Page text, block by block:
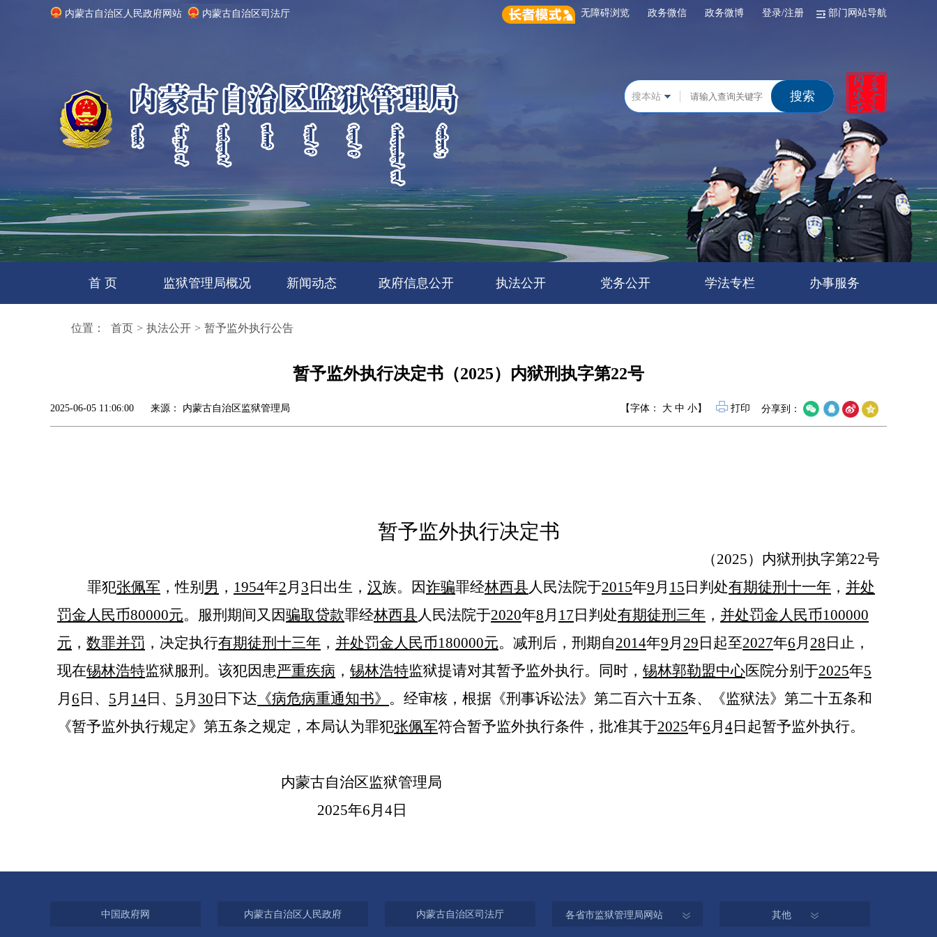
内蒙古自治区人民政府网站 内蒙古自治区司法厅 无障碍浏览 政务微信 政务微博 登录/注册 部门网站导航
搜本站 搜索
首 页 监狱管理局概况 新闻动态 政府信息公开 执法公开 党务公开 学法专栏 办事服务
位置： 首页 > 执法公开 > 暂予监外执行公告
暂予监外执行决定书（2025）内狱刑执字第22号
2025-06-05 11:06:00 来源： 内蒙古自治区监狱管理局 【字体： 大 中 小】 打印 分享到：
暂予监外执行决定书
（2025）内狱刑执字第22号
罪犯张佩军 ，性别 男 ， 1954年2月 3 日出生， 汉族。因诈骗罪经林西县人民法院于2015年9月 15 日 判处有期徒刑 十一年 ， 并处
罚金人民币80000元。 服刑期间又因骗取贷款罪经林西县人民法院于2020年8月 17 日判处有期徒刑三年 ， 并处罚金人民币100000
元 ， 数罪并罚 ，决定执行有期徒刑十三年 ， 并处罚金人民币180000元。减刑后， 刑期自2014年9月 29 日起至2027年6月 28 日止 ，
现在锡林浩特监狱服刑。该犯因患严重疾病 ， 锡林浩特监狱提请对其暂予监外执行。同时， 锡林郭勒盟中心医院分别 于2025年5
月 6 日 、 5月 14日、 5月 30 日 下达 《病危病重通知书》 。经审核，根据《刑事诉讼法》第二百六十五条、《监狱法》第二十五条和
《暂予监外执行规定》第五条之规定，本局认为罪犯张佩军符合暂予监外执行条件，批准其于2025年6月 4日起暂予监外执行。
内蒙古自治区监狱管理局
2025年6月 4日
中国政府网 内蒙古自治区人民政府 内蒙古自治区司法厅 各省市监狱管理局网站 其他